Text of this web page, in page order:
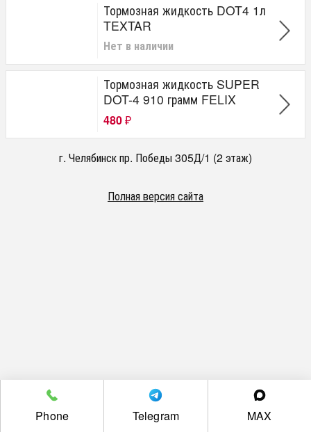
Тормозная жидкость DOT4 1л
TEXTAR
Нет в наличии
Тормозная жидкость SUPER
DOT-4 910 грамм FELIX
480 ₽
г. Челябинск пр. Победы 305Д/1 (2 этаж)
Полная версия сайта
Phone Telegram MAX